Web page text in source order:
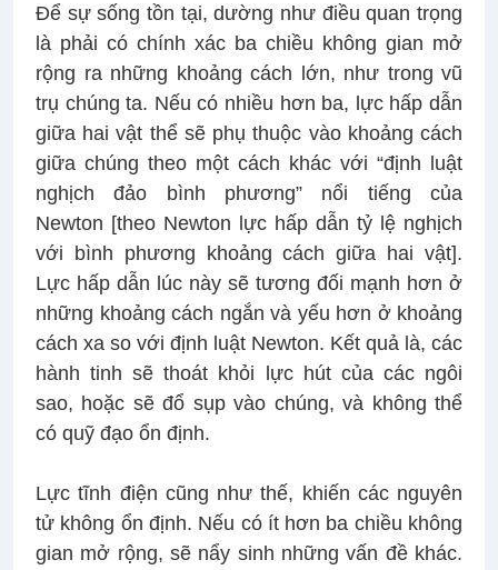
Để sự sống tồn tại, dường như điều quan trọng
là phải có chính xác ba chiều không gian mở
rộng ra những khoảng cách lớn, như trong vũ
trụ chúng ta. Nếu có nhiều hơn ba, lực hấp dẫn
giữa hai vật thể sẽ phụ thuộc vào khoảng cách
giữa chúng theo một cách khác với “định luật
nghịch đảo bình phương” nổi tiếng của
Newton [theo Newton lực hấp dẫn tỷ lệ nghịch
với bình phương khoảng cách giữa hai vật].
Lực hấp dẫn lúc này sẽ tương đối mạnh hơn ở
những khoảng cách ngắn và yếu hơn ở khoảng
cách xa so với định luật Newton. Kết quả là, các
hành tinh sẽ thoát khỏi lực hút của các ngôi
sao, hoặc sẽ đổ sụp vào chúng, và không thể
có quỹ đạo ổn định.
Lực tĩnh điện cũng như thế, khiến các nguyên
tử không ổn định. Nếu có ít hơn ba chiều không
gian mở rộng, sẽ nẩy sinh những vấn đề khác.